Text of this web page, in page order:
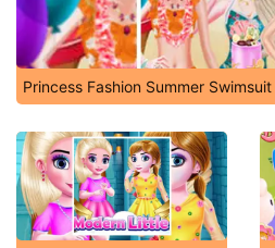
Princess Fashion Summer Swimsuit